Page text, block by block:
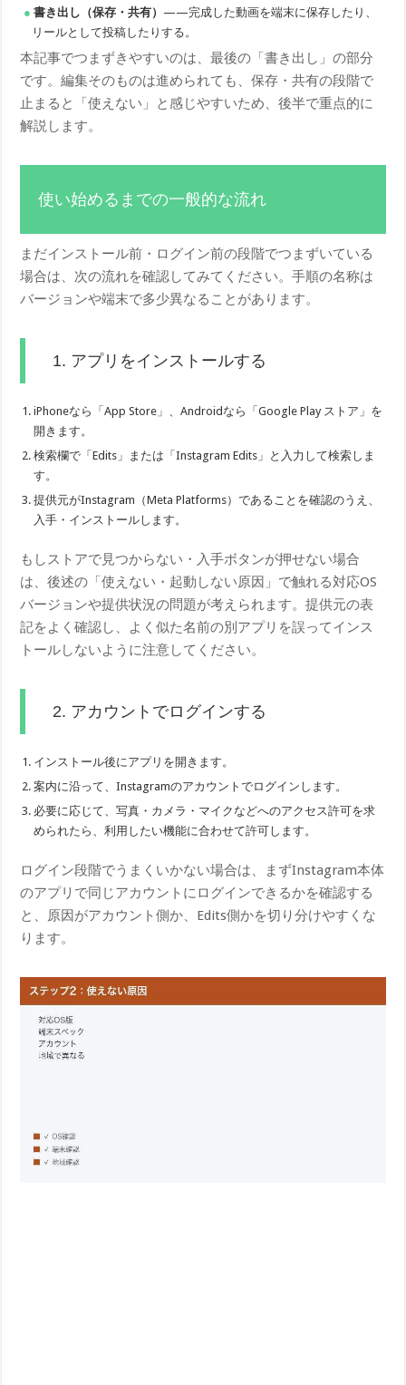
書き出し（保存・共有） ——完成した動画を端末に保存したり、
リールとして投稿したりする。
本記事でつまずきやすいのは、最後の「書き出し」の部分
です。編集そのものは進められても、保存・共有の段階で
止まると「使えない」と感じやすいため、後半で重点的に
解説します。
使い始めるまでの一般的な流れ
まだインストール前・ログイン前の段階でつまずいている
場合は、次の流れを確認してみてください。手順の名称は
バージョンや端末で多少異なることがあります。
1. アプリをインストールする
iPhoneなら「App Store」、Androidなら「Google Play ストア」を
開きます。
検索欄で「Edits」または「Instagram Edits」と入力して検索しま
す。
提供元がInstagram（Meta Platforms）であることを確認のうえ、
入手・インストールします。
もしストアで見つからない・入手ボタンが押せない場合
は、後述の「使えない・起動しない原因」で触れる対応OS
バージョンや提供状況の問題が考えられます。提供元の表
記をよく確認し、よく似た名前の別アプリを誤ってインス
トールしないように注意してください。
2. アカウントでログインする
インストール後にアプリを開きます。
案内に沿って、Instagramのアカウントでログインします。
必要に応じて、写真・カメラ・マイクなどへのアクセス許可を求
められたら、利用したい機能に合わせて許可します。
ログイン段階でうまくいかない場合は、まずInstagram本体
のアプリで同じアカウントにログインできるかを確認する
と、原因がアカウント側か、Edits側かを切り分けやすくな
ります。